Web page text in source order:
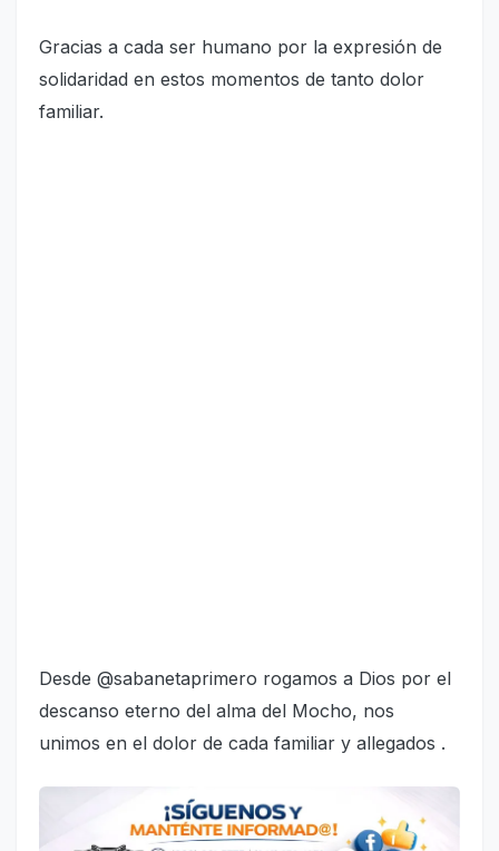
Gracias a cada ser humano por la expresión de
solidaridad en estos momentos de tanto dolor
familiar.
Desde @sabanetaprimero rogamos a Dios por el
descanso eterno del alma del Mocho, nos
unimos en el dolor de cada familiar y allegados .